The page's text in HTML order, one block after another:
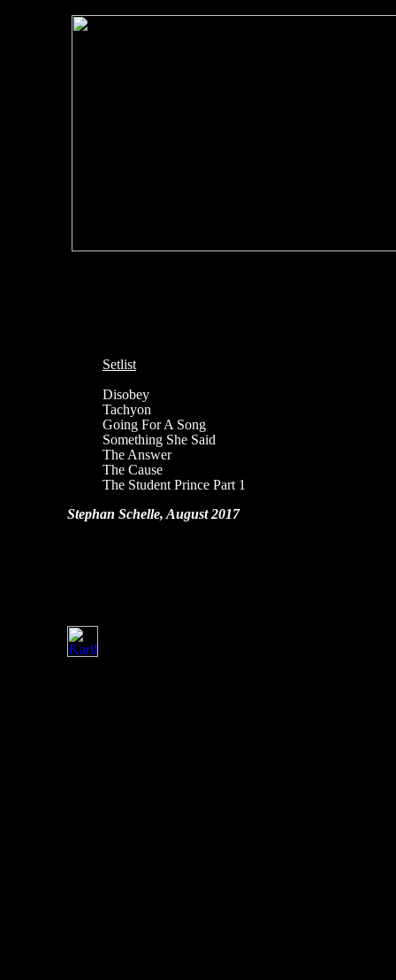
Setlist
Disobey
Tachyon
Going For A Song
Something She Said
The Answer
The Cause
The Student Prince Part 1
Stephan Schelle, August 2017